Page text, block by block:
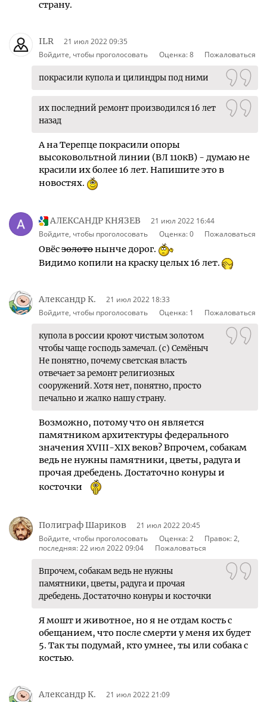
страну.
ILR
21 июл 2022 09:35
Войдите, чтобы проголосовать
Оценка:8 Пожаловаться
покрасили купола и цилиндры под ними
их последний ремонт производился 16 лет
назад
А на Терепце покрасили опоры
высоковольтной линии (ВЛ 110кВ) - думаю не
красили их более 16 лет. Напишите это в
новостях.
АЛЕКСАНДР КНЯЗЕВ
21 июл 2022 16:44
Войдите, чтобы проголосовать
Оценка:0 Пожаловаться
Овёсзолотонынче дорог.
Видимо копили на краску целых 16 лет.
Александр К.
21 июл 2022 18:33
Войдите, чтобы проголосовать
Оценка: 1 Пожаловаться
купола в россии кроют чистым золотом
чтобы чаще господь замечал. (с) Семёныч
Не понятно, почему светская власть
отвечает за ремонт религиозных
сооружений. Хотя нет, понятно, просто
печально и жалко нашу страну.
Возможно, потому что он является
памятником архитектуры федерального
значения ХVIII-ХIХ веков? Впрочем, собакам
ведь не нужны памятники, цветы, радуга и
прочая дребедень. Достаточно конуры и
косточки
Полиграф Шариков
21 июл 2022 20:45
Войдите, чтобы проголосовать
Оценка:2 Правок:2,
последняя:22 июл 2022 09:04 Пожаловаться
Впрочем, собакам ведь не нужны
памятники, цветы, радуга и прочая
дребедень. Достаточно конуры и косточки
Я мошт и животное, но я не отдам кость с
обещанием, что после смерти у меня их будет
5. Так ты подумай, кто умнее, ты или собака с
костью.
Александр К.
21 июл 2022 21:09